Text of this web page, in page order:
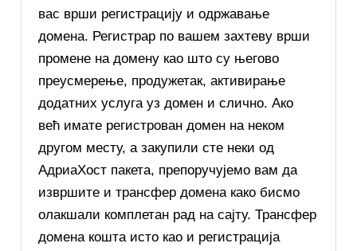
вас врши регистрацију и одржавање
домена. Регистрар по вашем захтеву врши
промене на домену као што су његово
преусмерење, продужетак, активирање
додатних услуга уз домен и слично. Ако
већ имате регистрован домен на неком
другом месту, а закупили сте неки од
АдриаХост пакета, препоручујемо вам да
извршите и трансфер домена како бисмо
олакшали комплетан рад на сајту. Трансфер
домена кошта исто као и регистрација